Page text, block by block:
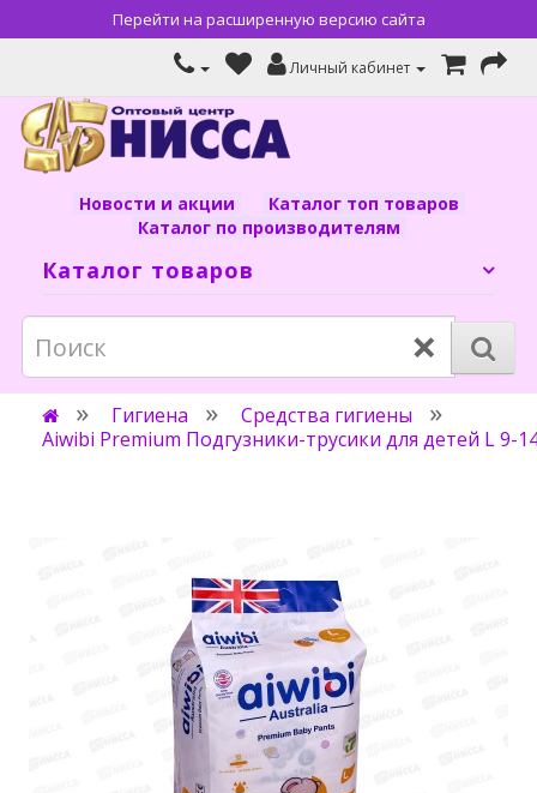
Перейти на расширенную версию сайта
Личный кабинет
Новости и акции
Каталог топ товаров
Каталог по производителям
Каталог товаров
×
Гигиена
Средства гигиены
Aiwibi Premium Подгузники-трусики для детей L 9-